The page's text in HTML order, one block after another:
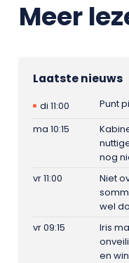
Meer
Laatste nieuws
di 11:00
Punt
ma 10:15
nog
vr 11:00
Niet
wel
vr 09:15
Iris
en